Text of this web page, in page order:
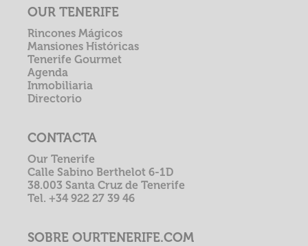
OUR TENERIFE
Rincones Mágicos
Mansiones Históricas
Tenerife Gourmet
Agenda
Inmobiliaria
Directorio
CONTACTA
Our Tenerife
Calle Sabino Berthelot 6-1D
38.003 Santa Cruz de Tenerife
Tel. +34 922 27 39 46
SOBRE OURTENERIFE.COM